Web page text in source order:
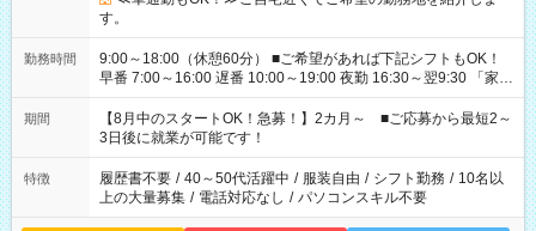
す。
勤務時間
9:00～18:00（休憩60分） ■ご希望があれば下記シフトもOK！
早番 7:00～16:00 遅番 10:00～19:00 夜勤 16:30～翌9:30 「家族
と休みを合わせたい」 「余裕を持って夕飯の準備がしたい」
「できれば残業はしたくない」 など、ご希望を教えてください
ね。 ※Wワーク希望の方へ 今ご覧のお仕事で希望する勤務時間
と、もう1つのお仕事の勤務時間。 合計で週40時間を超える場
合は応募できません。
期間
【8月中のスタートOK！急募！】2カ月～ ■ご応募から最短2～
3日後に就業が可能です！
特徴 履歴書不要 / 40～50代活躍中 / 服装自由 / シフト勤務 / 10名以
上の大量募集 / 電話対応なし / パソコンスキル不要